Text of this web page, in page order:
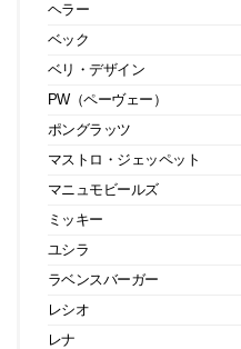
ヘラー
ベック
ベリ・デザイン
PW（ペーヴェー）
ポングラッツ
マストロ・ジェッペット
マニュモビールズ
ミッキー
ユシラ
ラベンスバーガー
レシオ
レナ